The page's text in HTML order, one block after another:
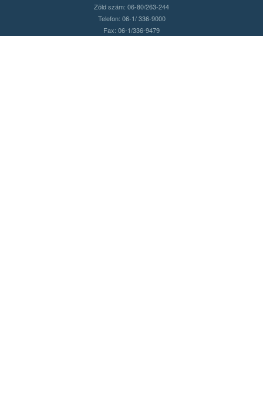
Zöld szám: 06-80/263-244
Telefon: 06-1/ 336-9000
Fax: 06-1/336-9479